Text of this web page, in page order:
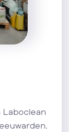
Laboclean